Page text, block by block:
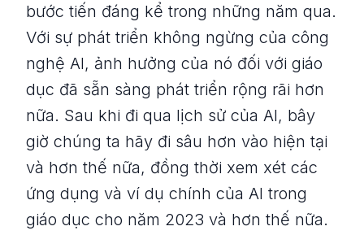
bước tiến đáng kể trong những năm qua.
Với sự phát triển không ngừng của công
nghệ AI, ảnh hưởng của nó đối với giáo
dục đã sẵn sàng phát triển rộng rãi hơn
nữa. Sau khi đi qua lịch sử của AI, bây
giờ chúng ta hãy đi sâu hơn vào hiện tại
và hơn thế nữa, đồng thời xem xét các
ứng dụng và ví dụ chính của AI trong
giáo dục cho năm 2023 và hơn thế nữa.